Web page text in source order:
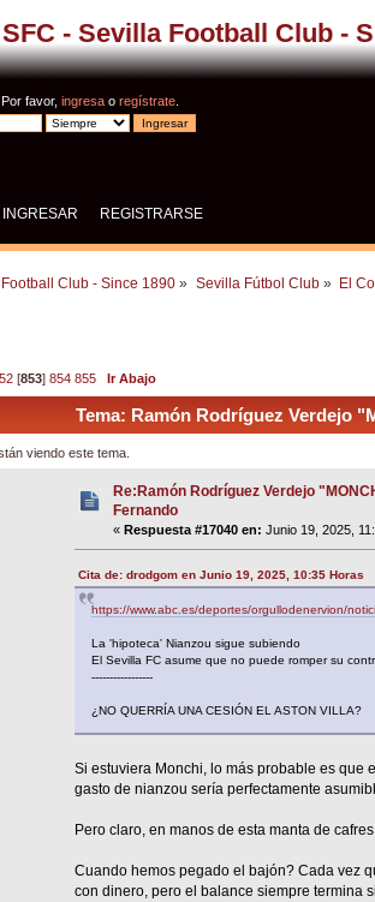
- Sevilla Football Club -
. Por favor,ingresa oregístrate
INGRESAR REGISTRARSE
Club - Since 1890 » Sevilla Fútbol Club» El
[853]854 855 Ir Abajo
Tema: Ramón Rodríguez Verdejo
viendo este tema.
Re:Ramón Rodríguez Verdejo
Fernando
«Respuesta #17040 en: Junio 19, 2025,
Cita de: drodgom en Junio 19, 2025, 10:35 Horas
https://www.abc.es/deportes/orgullodenervion/
La 'hipoteca' Nianzou sigue subiendo
El Sevilla FC asume que no puede romper su
-----------------
¿NO QUERRÍA UNA CESIÓN EL ASTON VILLA?
Si estuviera Monchi, lo más probable es que
gasto de nianzou sería perfectamente
Pero claro, en manos de esta manta de
Cuando hemos pegado el bajón? Cada vez
con dinero, pero el balance siempre termina